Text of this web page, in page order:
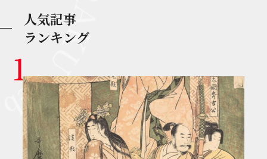
人気記事
ランキング